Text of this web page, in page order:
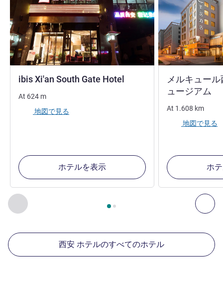
前に戻る - 周辺の他の施設 次
2ページ中 , 周辺の他の施設 1 :, 周辺の他の施設 2
ibis Xi'an South Gate Hotel
At 624 m
地図で見る
ホテルを表示
メルキュー
ュージアム
At 1.608 km
地図で見る
ホ
西安 ホテルのすべてのホテル